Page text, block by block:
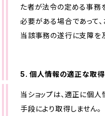
た者が法令の定める事務
必要がある場合であって
当該事務の遂行に支障を
5. 個人情報の適正な取得
当ショップは、適正に個
手段により取得しません。